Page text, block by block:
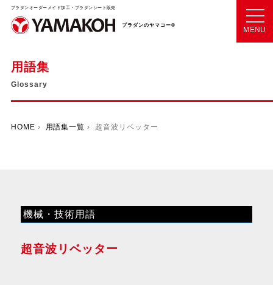
プラダンオーダーメイド加工・プラダンシート販売
プラダンのヤマコー®
MENU
用語集
Glossary
HOME › 用語集一覧 › 超音波リベッター
機械・技術用語
超音波リベッター